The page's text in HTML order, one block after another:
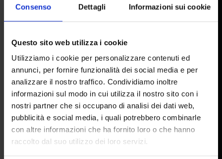
Consenso Dettagli Informazioni sui cookie
Questo sito web utilizza i cookie
Utilizziamo i cookie per personalizzare contenuti ed
annunci, per fornire funzionalità dei social media e per
analizzare il nostro traffico. Condividiamo inoltre
informazioni sul modo in cui utilizza il nostro sito con i
nostri partner che si occupano di analisi dei dati web,
pubblicità e social media, i quali potrebbero combinarle
con altre informazioni che ha fornito loro o che hanno
raccolto dal suo utilizzo dei loro servizi.
SHOP
Crea la tua box
Scegli il tuo kit
DOWNLOAD
Media-kit
TUTORIAL & ISPIRAZIONI
Lesson Plan
Recipe
Video
C-DISTRIBUTOR
Area Privata
CONTATTI
HEADQUARTER
Via Pietramarina, 53 50053
Sovigliana FI
HEAD OFFICE AND FACTORY
Via del Lavoro, 65 I 50056